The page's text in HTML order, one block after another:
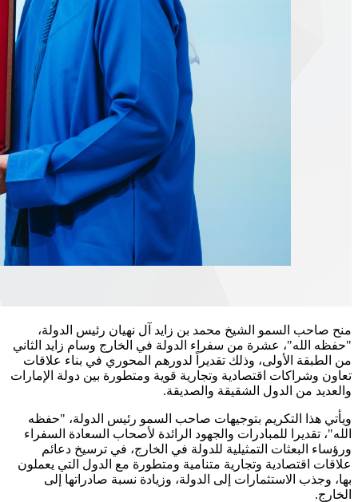
منح صاحب السمو الشيخ محمد بن زايد آل نهيان رئيس الدولة،
"حفظه الله"، عشرة من سفراء الدولة في الخارج وسام زايد الثاني
من الطبقة الأولى، وذلك تقديراً لدورهم المحوري في بناء علاقات
تعاون وشراكات اقتصادية وتجارية قوية ومتطورة بين دولة الإمارات
والعديد من الدول الشقيقة والصديقة.
ويأتي هذا التكريم بتوجيهات صاحب السمو رئيس الدولة، "حفظه
الله"، تقديرا للمبادرات والجهود الرائدة لأصحاب السعادة السفراء
ورؤساء البعثات التمثيلية للدولة في الخارج، في ترسيخ دعائم
علاقات اقتصادية وتجارية متنامية ومتطورة مع الدول التي يعملون
بها، وجذب الاستثمارات إلى الدولة، وزيادة نسبة صادراتها إلى
الخارج.